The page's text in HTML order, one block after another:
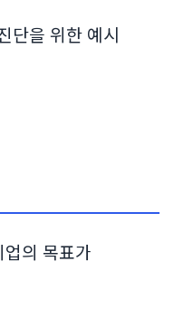
단을 위한 예시
의 목표가